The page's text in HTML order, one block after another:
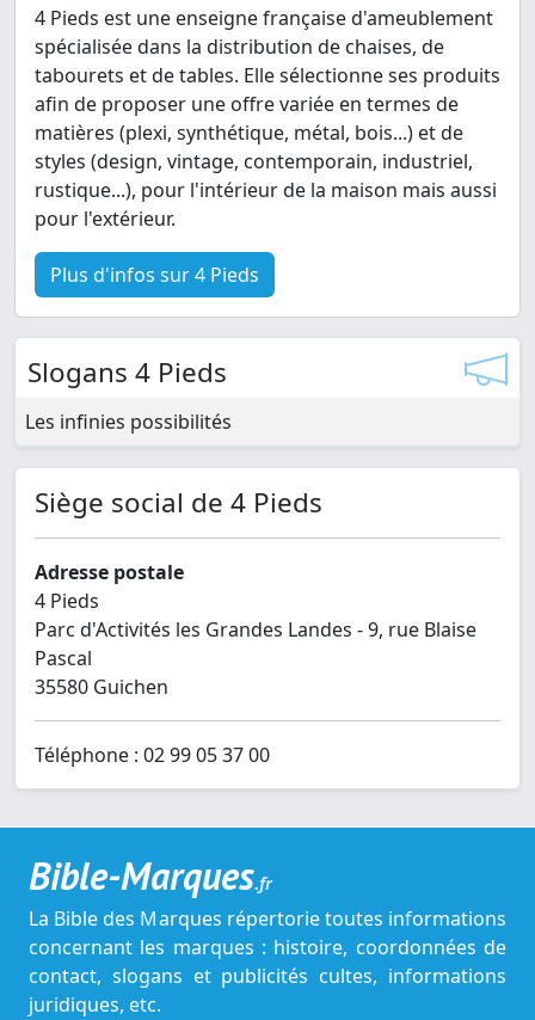
4 Pieds est une enseigne française d'ameublement
spécialisée dans la distribution de chaises, de
tabourets et de tables. Elle sélectionne ses produits
afin de proposer une offre variée en termes de
matières (plexi, synthétique, métal, bois...) et de
styles (design, vintage, contemporain, industriel,
rustique...), pour l'intérieur de la maison mais aussi
pour l'extérieur.
Plus d'infos sur 4 Pieds
Slogans 4 Pieds
Les infinies possibilités
Siège social de 4 Pieds
Adresse postale
4 Pieds
Parc d'Activités les Grandes Landes - 9, rue Blaise
Pascal
35580 Guichen
Téléphone : 02 99 05 37 00
Bible-Marques.fr
La Bible des Marques répertorie toutes informations
concernant les marques : histoire, coordonnées de
contact, slogans et publicités cultes, informations
juridiques, etc.